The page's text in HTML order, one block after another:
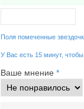
Поля помеченные
У Вас есть 15 минут,
Ваше мнение *